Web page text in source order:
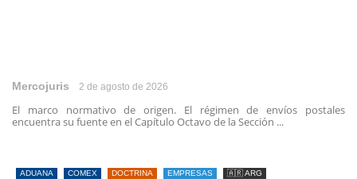
Mercojuris 2 de agosto de 2026
El marco normativo de origen. El régimen de envíos postales
encuentra su fuente en el Capítulo Octavo de la Sección ...
ADUANA COMEX DOCTRINA EMPRESAS 🇦🇷 ARG